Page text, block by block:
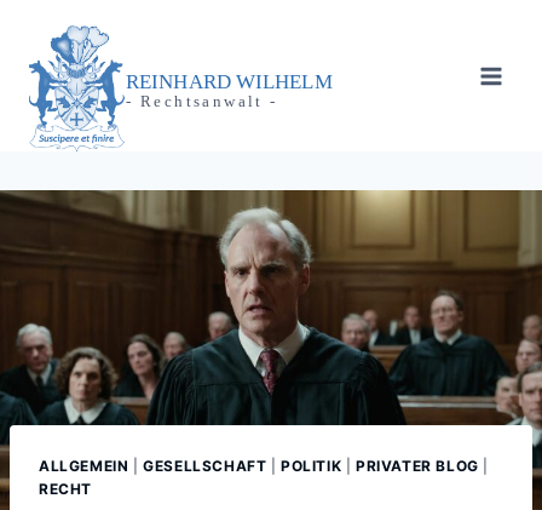
Inhalt
springen
REINHARD WILHELM
- Rechtsanwalt -
ALLGEMEIN |GESELLSCHAFT |POLITIK |PRIVATER BLOG
RECHT